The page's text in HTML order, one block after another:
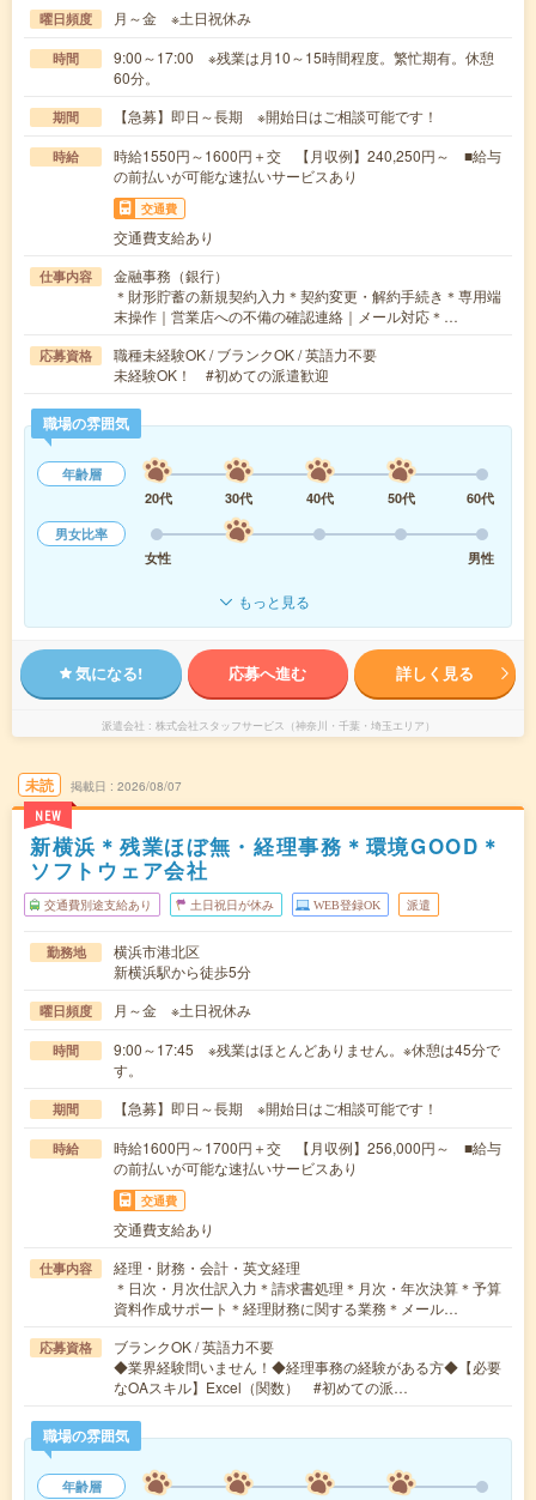
曜日頻度 月～金 ※土日祝休み
時間
9:00～17:00 ※残業は月10～15時間程度。繁忙期有。休憩
60分。
期間 【急募】即日～長期 ※開始日はご相談可能です！
時給
時給1550円～1600円＋交 【月収例】240,250円～ ■給与
の前払いが可能な速払いサービスあり
交通費
交通費支給あり
仕事内容
金融事務（銀行）
＊財形貯蓄の新規契約入力＊契約変更・解約手続き＊専用端
末操作｜営業店への不備の確認連絡｜メール対応＊…
応募資格
職種未経験OK / ブランクOK / 英語力不要
未経験OK！ #初めての派遣歓迎
職場の雰囲気
年齢層
20代
30代 40代 50代
60代
男女比率
女性
男性
もっと見る
気になる! 応募へ進む 詳しく見る
派遣会社 株式会社スタッフサービス（神奈川・千葉・埼玉エリア）
未読
NEW
掲載日 2026/08/07
新横浜＊残業ほぼ無・経理事務＊環境GOOD＊
ソフトウェア会社
交通費別途支給あり 土日祝日が休み WEB登録OK 派遣
勤務地
横浜市港北区
新横浜駅から徒歩5分
曜日頻度 月～金 ※土日祝休み
時間
9:00～17:45 ※残業はほとんどありません。※休憩は45分で
す。
期間 【急募】即日～長期 ※開始日はご相談可能です！
時給
時給1600円～1700円＋交 【月収例】256,000円～ ■給与
の前払いが可能な速払いサービスあり
交通費
交通費支給あり
仕事内容
経理・財務・会計・英文経理
＊日次・月次仕訳入力＊請求書処理＊月次・年次決算＊予算
資料作成サポート＊経理財務に関する業務＊メール…
応募資格
ブランクOK / 英語力不要
◆業界経験問いません！◆経理事務の経験がある方◆【必要
なOAスキル】Excel（関数） #初めての派…
職場の雰囲気
年齢層